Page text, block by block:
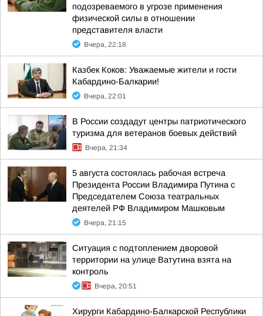
подозреваемого в угрозе применения
физической силы в отношении
представителя власти
Вчера, 22:18
Казбек Коков: Уважаемые жители и гости
Кабардино-Балкарии!
Вчера, 22:01
В России создадут центры патриотического
туризма для ветеранов боевых действий
Вчера, 21:34
5 августа состоялась рабочая встреча
Президента России Владимира Путина с
Председателем Союза театральных
деятелей РФ Владимиром Машковым
Вчера, 21:15
Ситуация с подтоплением дворовой
территории на улице Ватутина взята на
контроль
Вчера, 20:51
Хирурги Кабардино-Балкарской Республики